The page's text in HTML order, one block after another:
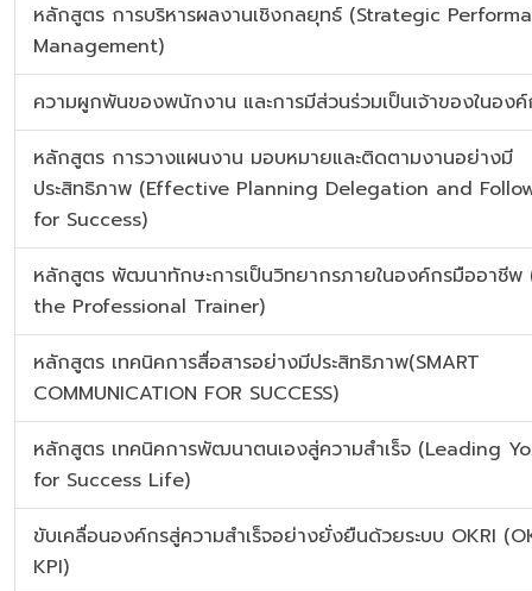
หลักสูตร การบริหารผลงานเชิงกลยุทธ์ (Strategic
Management)
ความผูกพันของพนักงาน และการมีส่วนร่วมเป็นเจ้าของในอง
หลักสูตร การวางแผนงาน มอบหมายและติดตามงานอย่างมี
ประสิทธิภาพ (Effective Planning Delegation and
for Success)
หลักสูตร พัฒนาทักษะการเป็นวิทยากรภายในองค์กรมืออาชีพ
the Professional Trainer)
หลักสูตร เทคนิคการสื่อสารอย่างมีประสิทธิภาพ(SMART
COMMUNICATION FOR SUCCESS)
หลักสูตร เทคนิคการพัฒนาตนเองสู่ความสำเร็จ (Leading
for Success Life)
ขับเคลื่อนองค์กรสู่ความสำเร็จอย่างยั่งยืนด้วยระบบ OKRI
KPI)